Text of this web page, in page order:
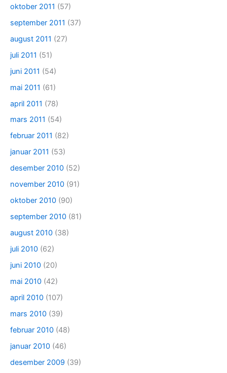
oktober 2011 (57)
september 2011 (37)
august 2011 (27)
juli 2011 (51)
juni 2011 (54)
mai 2011 (61)
april 2011 (78)
mars 2011 (54)
februar 2011 (82)
januar 2011 (53)
desember 2010 (52)
november 2010 (91)
oktober 2010 (90)
september 2010 (81)
august 2010 (38)
juli 2010 (62)
juni 2010 (20)
mai 2010 (42)
april 2010 (107)
mars 2010 (39)
februar 2010 (48)
januar 2010 (46)
desember 2009 (39)